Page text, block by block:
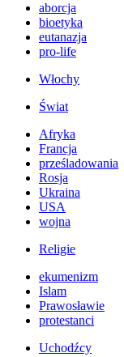
aborcja
bioetyka
eutanazja
pro-life
Włochy
Świat
Afryka
Francja
prześladowania
Rosja
Ukraina
USA
wojna
Religie
ekumenizm
Islam
Prawosławie
protestanci
Uchodźcy